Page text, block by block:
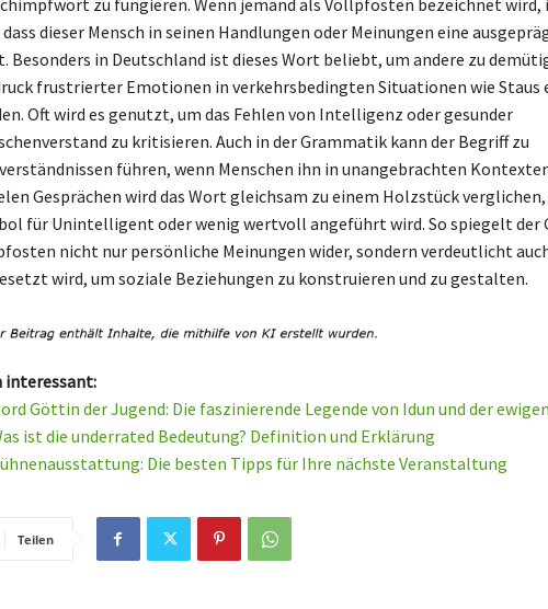
dass dieser Mensch in seinen Handlungen oder Meinungen eine
Besonders in Deutschland ist dieses Wort beliebt, um andere zu
frustrierter Emotionen in verkehrsbedingten Situationen wie Staus
Oft wird es genutzt, um das Fehlen von Intelligenz oder gesunder
zu kritisieren. Auch in der Grammatik kann der Begriff zu
führen, wenn Menschen ihn in unangebrachten
Gesprächen wird das Wort gleichsam zu einem Holzstück verglichen,
für Unintelligent oder wenig wertvoll angeführt wird. So spiegelt der
nicht nur persönliche Meinungen wider, sondern verdeutlicht
wird, um soziale Beziehungen zu konstruieren und zu gestalten.
interessant:
Göttin der Jugend: Die faszinierende Legende von Idun und der
ist die underrated Bedeutung? Definition und Erklärung
Die besten Tipps für Ihre nächste Veranstaltung
Teilen